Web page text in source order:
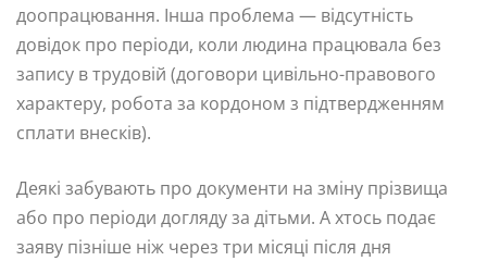
доопрацювання. Інша проблема — відсутність
довідок про періоди, коли людина працювала без
запису в трудовій (договори цивільно-правового
характеру, робота за кордоном з підтвердженням
сплати внесків).
Деякі забувають про документи на зміну прізвища
або про періоди догляду за дітьми. А хтось подає
заяву пізніше ніж через три місяці після дня